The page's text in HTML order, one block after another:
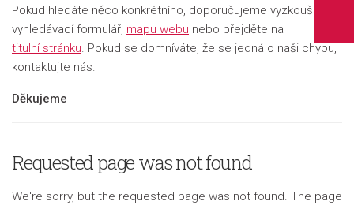
Pokud hledáte něco konkrétního, doporučujeme vyzkoušet
vyhledávací formulář, mapu webu nebo přejděte na
titulní stránku. Pokud se domníváte, že se jedná o naši chybu,
kontaktujte nás.
Děkujeme
Requested page was not found
We're sorry, but the requested page was not found. The page